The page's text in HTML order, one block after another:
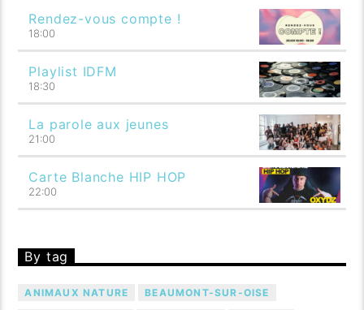
Rendez-vous compte !
18:00
Playlist IDFM
18:30
La parole aux jeunes
21:00
Carte Blanche HIP HOP
22:00
By tag
ANIMAUX NATURE BEAUMONT-SUR-OISE